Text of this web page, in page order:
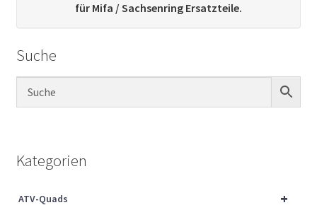
Kontakt
Sachs Ersatzteile
Über uns
für Mifa / Sachsenring Ersatzteile.
Suche
Kategorien
+
ATV-Quads